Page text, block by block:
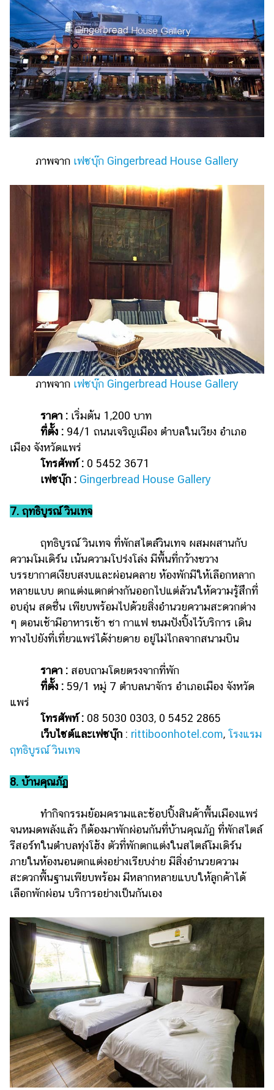
ภาพจาก เฟซบุ๊ก Gingerbread House Gallery
ภาพจาก เฟซบุ๊ก Gingerbread House Gallery
ราคา : เริ่มต้น 1,200 บาท
ที่ตั้ง : 94/1 ถนนเจริญเมือง ตำบลในเวียง อำเภอ
เมือง จังหวัดแพร่
โทรศัพท์ : 0 5452 3671
เฟซบุ๊ก : Gingerbread House Gallery
7. ฤทธิบูรณ์ วินเทจ
ฤทธิบูรณ์ วินเทจ ที่พักสไตล์วินเทจ ผสมผสานกับ
ความโมเดิร์น เน้นความโปร่งโล่ง มีพื้นที่กว้างขวาง
บรรยากาศเงียบสงบและผ่อนคลาย ห้องพักมีให้เลือกหลาก
หลายแบบ ตกแต่งแตกต่างกันออกไปแต่ล้วนให้ความรู้สึกที่
อบอุ่น สดชื่น เพียบพร้อมไปด้วยสิ่งอำนวยความสะดวกต่าง
ๆ ตอนเช้ามีอาหารเช้า ชา กาแฟ ขนมปังปิ้งไว้บริการ เดิน
ทางไปยังที่เที่ยวแพร่ได้ง่ายดาย อยู่ไม่ไกลจากสนามบิน
ราคา : สอบถามโดยตรงจากที่พัก
ที่ตั้ง : 59/1 หมู่ 7 ตำบลนาจักร อำเภอเมือง จังหวัด
แพร่
โทรศัพท์ : 08 5030 0303, 0 5452 2865
เว็บไซต์และเฟซบุ๊ก : rittiboonhotel.com, โรงแรม
ฤทธิบูรณ์ วินเทจ
8. บ้านคุณภัฏ
ทำกิจกรรมย้อมครามและช้อปปิ้งสินค้าพื้นเมืองแพร่
จนหมดพลังแล้ว ก็ต้องมาพักผ่อนกันที่บ้านคุณภัฏ ที่พักสไตล์
รีสอร์ทในตำบลทุ่งโฮ้ง ตัวที่พักตกแต่งในสไตล์โมเดิร์น
ภายในห้องนอนตกแต่งอย่างเรียบง่าย มีสิ่งอำนวยความ
สะดวกพื้นฐานเพียบพร้อม มีหลากหลายแบบให้ลูกค้าได้
เลือกพักผ่อน บริการอย่างเป็นกันเอง